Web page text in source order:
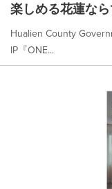
楽しめる花蓮な
Hualien County
IP『ONE...